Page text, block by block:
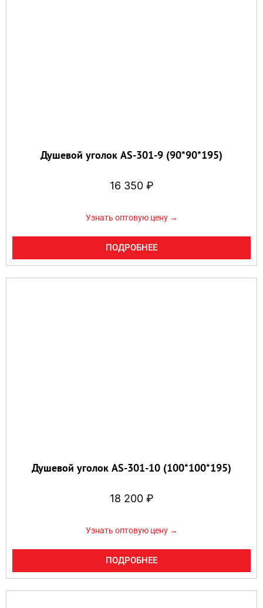
Душевой уголок AS-301-9 (90*90*195)
16 350 ₽
Узнать оптовую цену →
ПОДРОБНЕЕ
Душевой уголок AS-301-10 (100*100*195)
18 200 ₽
Узнать оптовую цену →
ПОДРОБНЕЕ